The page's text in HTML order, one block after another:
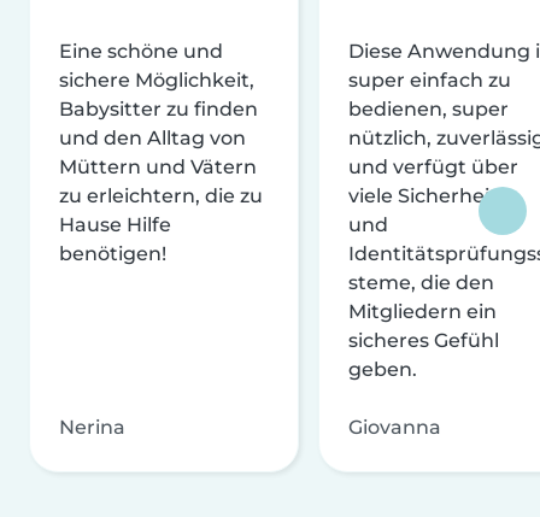
Eine schöne und
sichere Möglichkeit,
Babysitter zu finden
und den Alltag von
Müttern und Vätern
zu erleichtern, die zu
Hause Hilfe
benötigen!
Nerina
Diese Anwendung
super einfach zu
bedienen, super
nützlich,
und verfügt über
viele Sicherheits-
und
steme, die den
Mitgliedern ein
sicheres Gefühl
geben.
Giovanna